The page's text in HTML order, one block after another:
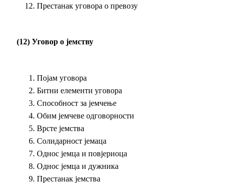
Престанак уговора о превозу
(12) Уговор о јемству
Појам уговора
Битни елементи уговора
Способност за јемчење
Обим јемчеве одговорности
Врсте јемства
Солидарност јемаца
Однос јемца и повјериоца
Однос јемца и дужника
Престанак јемства